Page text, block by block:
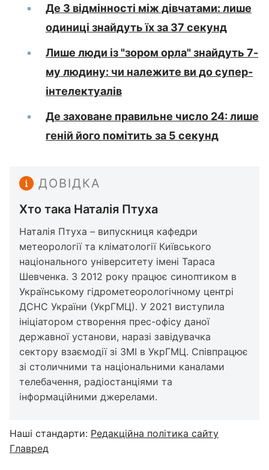
Де 3 відмінності між дівчатами: лише
одиниці знайдуть їх за 37 секунд
Лише люди із "зором орла" знайдуть 7-
му людину: чи належите ви до супер-
інтелектуалів
Де заховане правильне число 24: лише
геній його помітить за 5 секунд
ДОВІДКА
Хто така Наталія Птуха
Наталія Птуха – випускниця кафедри
метеорології та кліматології Київського
національного університету імені Тараса
Шевченка. З 2012 року працює синоптиком в
Українському гідрометеорологічному центрі
ДСНС України (УкрГМЦ). У 2021 виступила
ініціатором створення прес-офісу даної
державної установи, наразі завідувачка
сектору взаємодії зі ЗМІ в УкрГМЦ. Співпрацює
зі столичними та національними каналами
телебачення, радіостанціями та
інформаційними джерелами.
Наші стандарти: Редакційна політика сайту
Главред